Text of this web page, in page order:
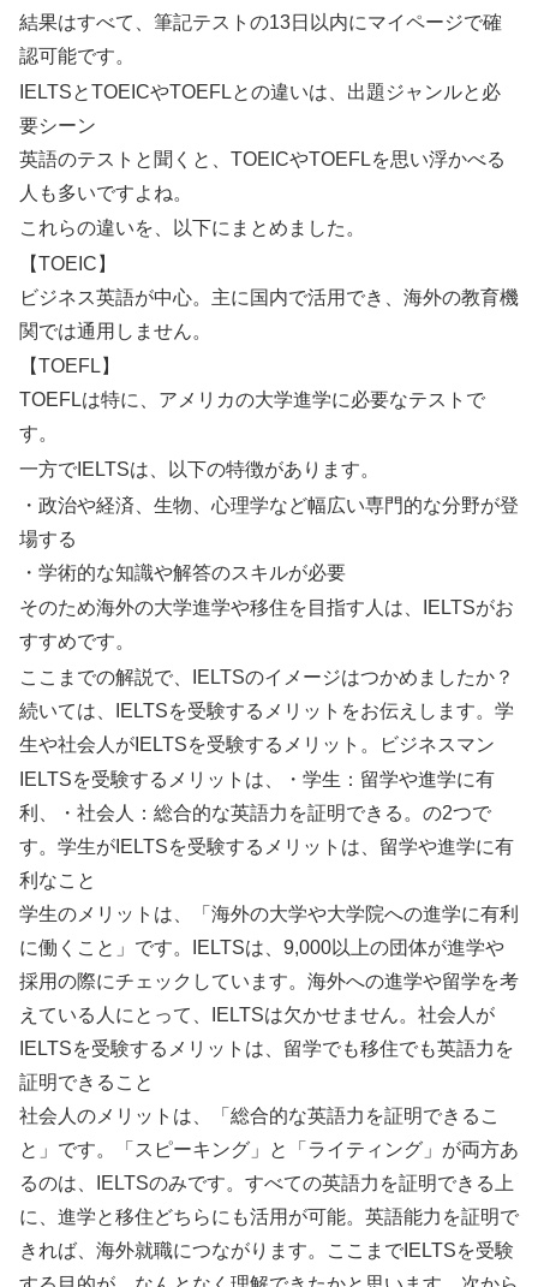
結果はすべて、筆記テストの13日以内にマイページで確
認可能です。
IELTSとTOEICやTOEFLとの違いは、出題ジャンルと必
要シーン
英語のテストと聞くと、TOEICやTOEFLを思い浮かべる
人も多いですよね。
これらの違いを、以下にまとめました。
【TOEIC】
ビジネス英語が中心。主に国内で活用でき、海外の教育機
関では通用しません。
【TOEFL】
TOEFLは特に、アメリカの大学進学に必要なテストで
す。
一方でIELTSは、以下の特徴があります。
・政治や経済、生物、心理学など幅広い専門的な分野が登
場する
・学術的な知識や解答のスキルが必要
そのため海外の大学進学や移住を目指す人は、IELTSがお
すすめです。
ここまでの解説で、IELTSのイメージはつかめましたか？
続いては、IELTSを受験するメリットをお伝えします。学
生や社会人がIELTSを受験するメリット。ビジネスマン
IELTSを受験するメリットは、・学生：留学や進学に有
利、・社会人：総合的な英語力を証明できる。の2つで
す。学生がIELTSを受験するメリットは、留学や進学に有
利なこと
学生のメリットは、「海外の大学や大学院への進学に有利
に働くこと」です。IELTSは、9,000以上の団体が進学や
採用の際にチェックしています。海外への進学や留学を考
えている人にとって、IELTSは欠かせません。社会人が
IELTSを受験するメリットは、留学でも移住でも英語力を
証明できること
社会人のメリットは、「総合的な英語力を証明できるこ
と」です。「スピーキング」と「ライティング」が両方あ
るのは、IELTSのみです。すべての英語力を証明できる上
に、進学と移住どちらにも活用が可能。英語能力を証明で
きれば、海外就職につながります。ここまでIELTSを受験